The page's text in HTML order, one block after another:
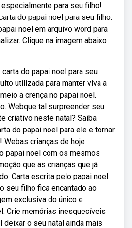
para seu filho!
do papai noel para seu filho.
noel em arquivo word para
Clique na imagem abaixo
do papai noel para seu
utilizada para manter viva a
a crença no papai noel,
Webque tal surpreender seu
criativo neste natal? Saiba
do papai noel para ele e tornar
Webas crianças de hoje
papai noel com os mesmos
que as crianças que já
Carta escrita pelo papai noel.
seu filho fica encantado ao
exclusiva do único e
Crie memórias inesquecíveis
deixar o seu natal ainda mais